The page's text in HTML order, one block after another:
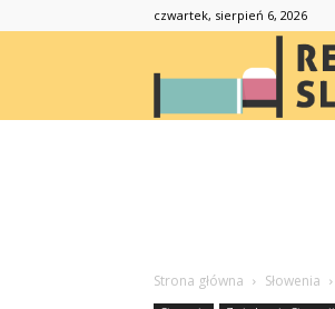
czwartek, sierpień 6, 2026
Strona główna Słowenia